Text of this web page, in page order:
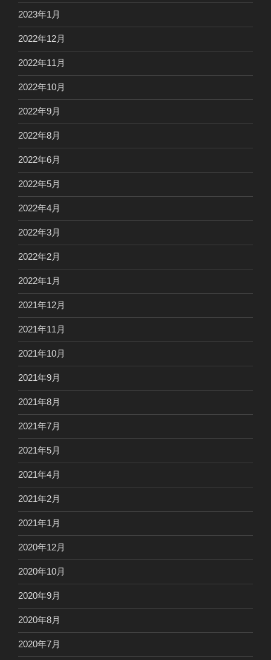
2023年1月
2022年12月
2022年11月
2022年10月
2022年9月
2022年8月
2022年6月
2022年5月
2022年4月
2022年3月
2022年2月
2022年1月
2021年12月
2021年11月
2021年10月
2021年9月
2021年8月
2021年7月
2021年5月
2021年4月
2021年2月
2021年1月
2020年12月
2020年10月
2020年9月
2020年8月
2020年7月